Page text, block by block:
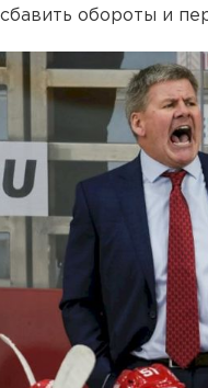
сбавить обороты и